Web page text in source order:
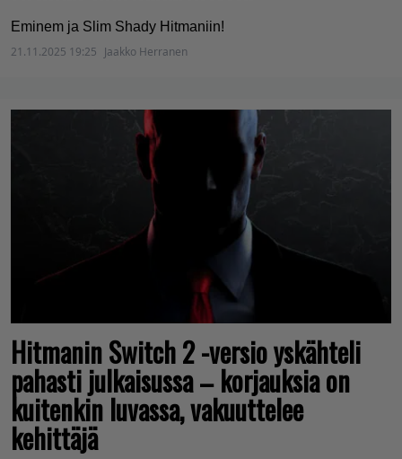
Eminem ja Slim Shady Hitmaniin!
21.11.2025 19:25 Jaakko Herranen
Hitmanin Switch 2 -versio yskähteli
pahasti julkaisussa – korjauksia on
kuitenkin luvassa, vakuuttelee
kehittäjä